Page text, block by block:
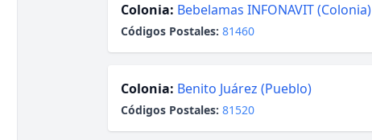
Colonia: Bebelamas INFONAVIT (Colonia)
Códigos Postales: 81460
Colonia: Benito Juárez (Pueblo)
Códigos Postales: 81520